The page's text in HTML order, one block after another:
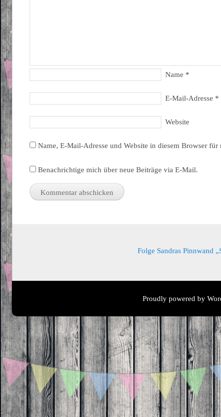
Name *
E-Mail-Adresse *
Website
Name, E-Mail-Adresse und Website in diesem Browser
Benachrichtige mich über neue Beiträge via E-Mail.
Folge Sandras Pinnwand
Proudly powered by